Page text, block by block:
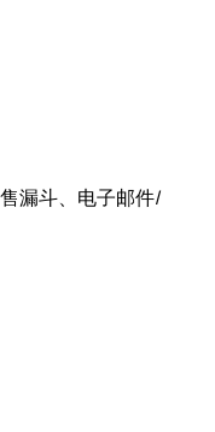
漏斗、电子邮件/